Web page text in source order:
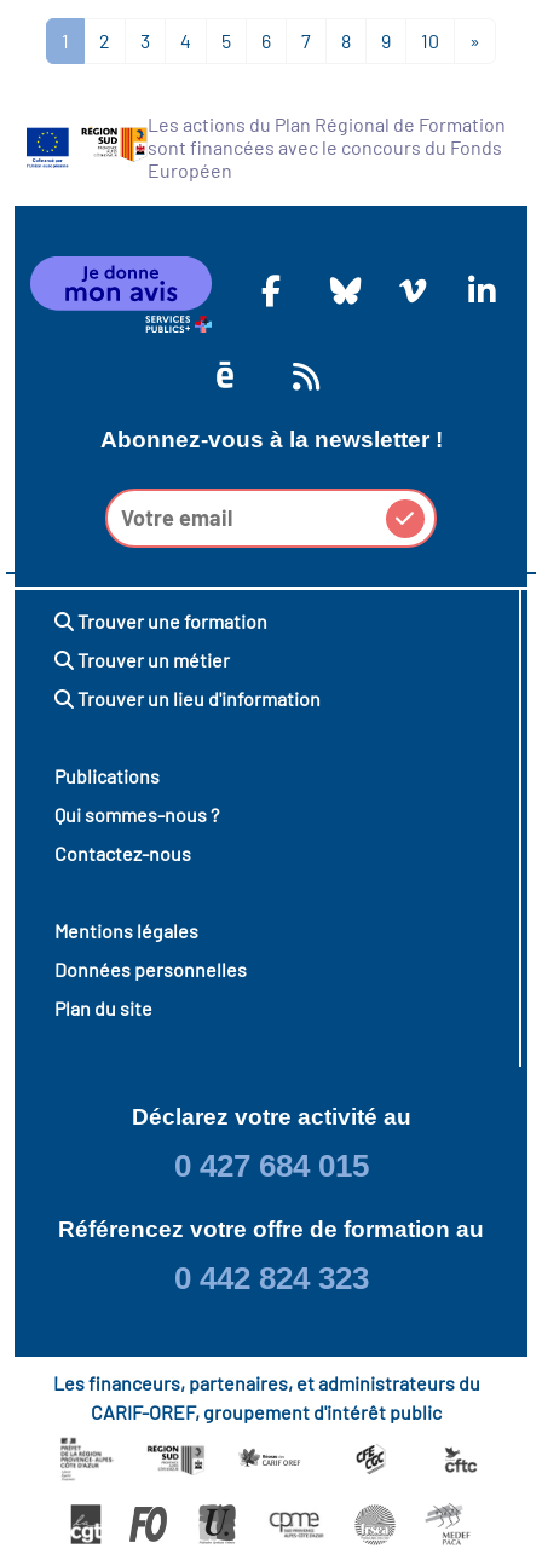
1 2 3 4 5 6 7 8 9 10 »
Les actions du Plan Régional de Formation
sont financées avec le concours du Fonds
Européen
Abonnez-vous à la newsletter !
Trouver une formation
Trouver un métier
Trouver un lieu d'information
Publications
Qui sommes-nous ?
Contactez-nous
Mentions légales
Données personnelles
Plan du site
Déclarez votre activité au
0 427 684 015
Référencez votre offre de formation au
0 442 824 323
Les financeurs, partenaires, et administrateurs du
CARIF-OREF, groupement d'intérêt public